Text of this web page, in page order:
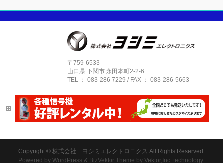
文字のスクロール表示
パネル信号機、パネル表示板,案内
横断歩道付き信号システム
詳細を見る
〒759-6533
山口県 下関市 永田本町2-2-6
TEL ： 083-286-7229 / FAX ： 083-286-5663
Copyright © 株式会社 ヨシミエレクトロニクス All Rights Reserved.
Powered byWordPress & BizVektor Theme byVektor,Inc. technology.